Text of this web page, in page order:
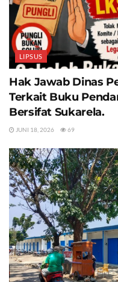
LIPSUS
Hak Jawab Dinas
Terkait Buku
Bersifat Sukarela.
JUNI 18, 2026 69